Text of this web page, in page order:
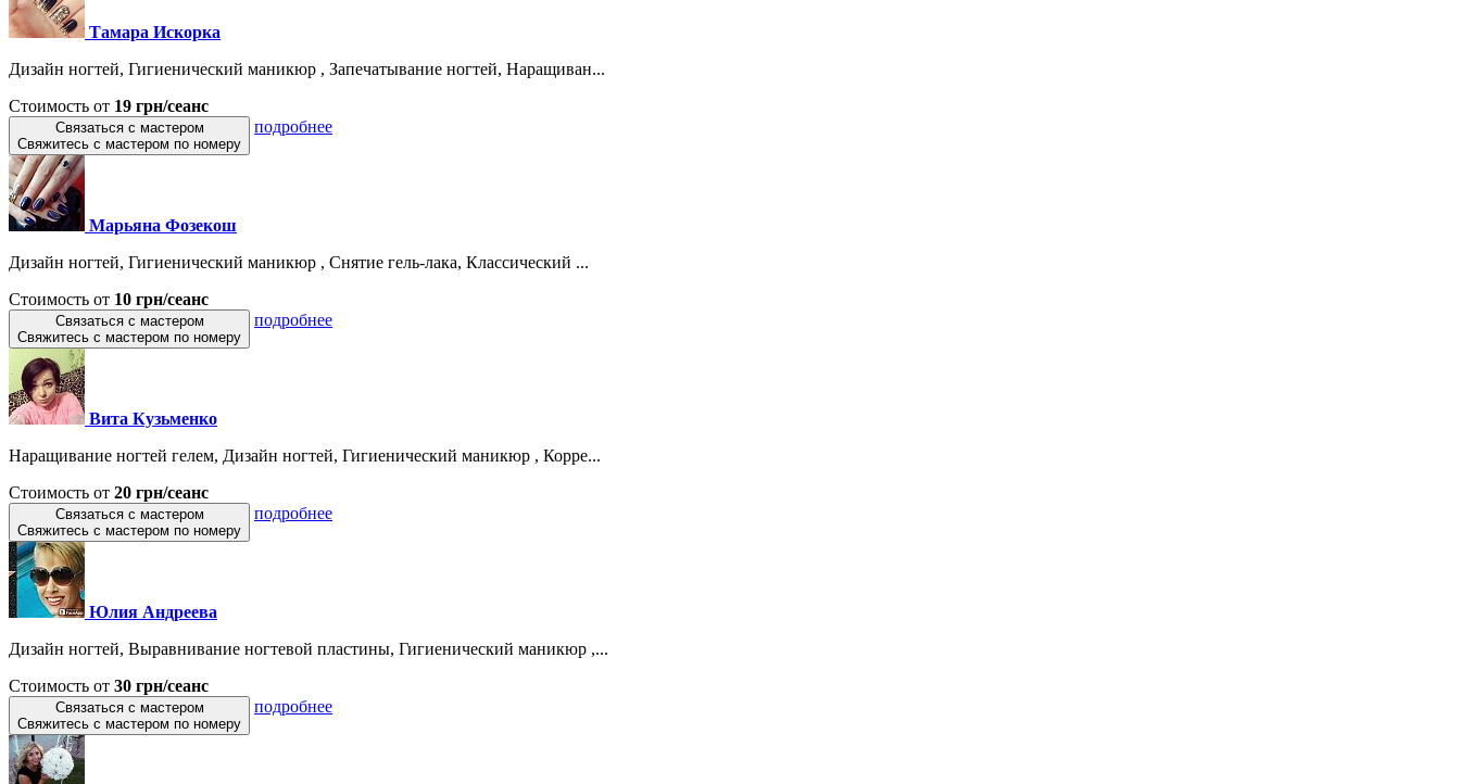
Тамара Искорка
Дизайн ногтей, Гигиенический маникюр , Запечатывание ногтей, Наращиван...
Стоимость от 19 грн/сеанс
Связаться с мастером
Свяжитесь с мастером по номеру
подробнее
Марьяна Фозекош
Дизайн ногтей, Гигиенический маникюр , Снятие гель-лака, Классический ...
Стоимость от 10 грн/сеанс
Связаться с мастером
Свяжитесь с мастером по номеру
подробнее
Вита Кузьменко
Наращивание ногтей гелем, Дизайн ногтей, Гигиенический маникюр , Корре...
Стоимость от 20 грн/сеанс
Связаться с мастером
Свяжитесь с мастером по номеру
подробнее
Юлия Андреева
Дизайн ногтей, Выравнивание ногтевой пластины, Гигиенический маникюр ,...
Стоимость от 30 грн/сеанс
Связаться с мастером
Свяжитесь с мастером по номеру
подробнее